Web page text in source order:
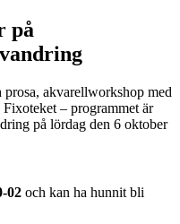
på
akvarellworkshop med
– programmet är
på lördag den 6 oktober
02 och kan ha hunnit bli